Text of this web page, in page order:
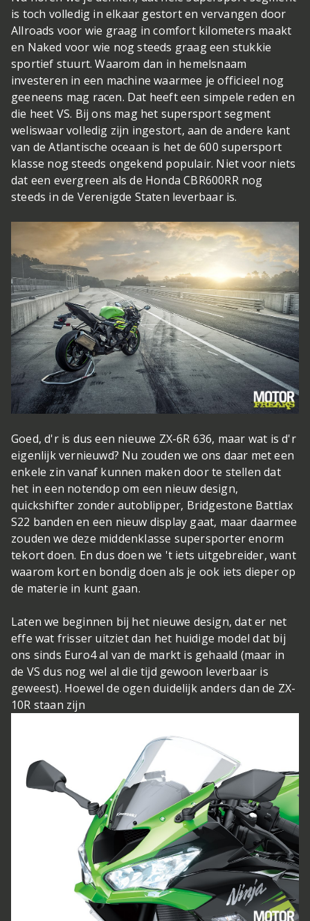
is toch volledig in elkaar gestort en vervangen door
Allroads voor wie graag in comfort kilometers maakt
en Naked voor wie nog steeds graag een stukkie
sportief stuurt. Waarom dan in hemelsnaam
investeren in een machine waarmee je officieel nog
geeneens mag racen. Dat heeft een simpele reden en
die heet VS. Bij ons mag het supersport segment
weliswaar volledig zijn ingestort, aan de andere kant
van de Atlantische oceaan is het de 600 supersport
klasse nog steeds ongekend populair. Niet voor niets
dat een evergreen als de Honda CBR600RR nog
steeds in de Verenigde Staten leverbaar is.
Goed, d'r is dus een nieuwe ZX-6R 636, maar wat is d'r
eigenlijk vernieuwd? Nu zouden we ons daar met een
enkele zin vanaf kunnen maken door te stellen dat
het in een notendop om een nieuw design,
quickshifter zonder autoblipper, Bridgestone Battlax
S22 banden en een nieuw display gaat, maar daarmee
zouden we deze middenklasse supersporter enorm
tekort doen. En dus doen we 't iets uitgebreider, want
waarom kort en bondig doen als je ook iets dieper op
de materie in kunt gaan.
Laten we beginnen bij het nieuwe design, dat er net
effe wat frisser uitziet dan het huidige model dat bij
ons sinds Euro4 al van de markt is gehaald (maar in
de VS dus nog wel al die tijd gewoon leverbaar is
geweest). Hoewel de ogen duidelijk anders dan de ZX-
10R staan zijn